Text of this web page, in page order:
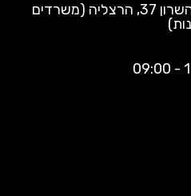
רח' חבצלת השרון 37, הרצליה (משרדים